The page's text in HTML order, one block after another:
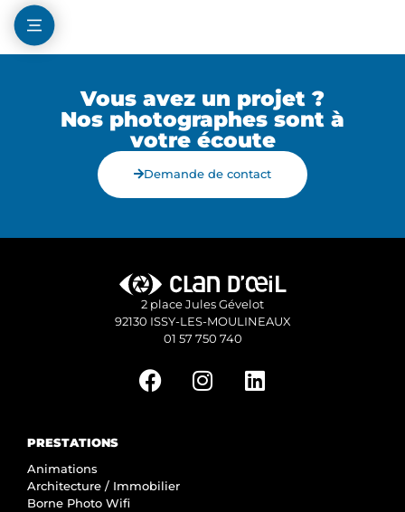
Vous avez un projet ?
Nos photographes sont à
votre écoute
Demande de contact
2 place Jules Gévelot
92130 ISSY-LES-MOULINEAUX
01 57 750 740
PRESTATIONS
Animations
Architecture / Immobilier
Borne Photo Wifi